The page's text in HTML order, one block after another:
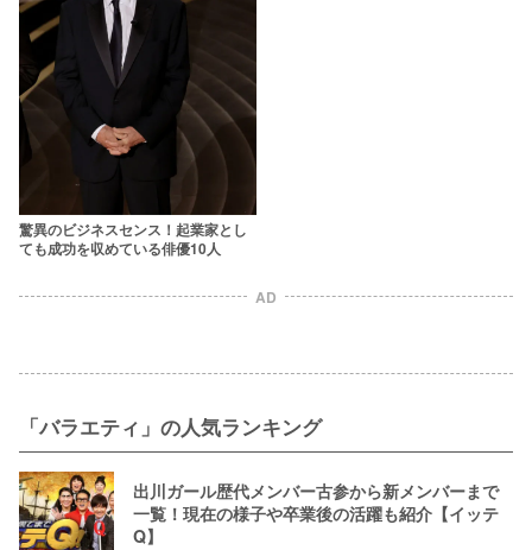
驚異のビジネスセンス！起業家とし
ても成功を収めている俳優10人
AD
「バラエティ」の人気ランキング
出川ガール歴代メンバー古参から新メンバーまで
一覧！現在の様子や卒業後の活躍も紹介【イッテ
Q】